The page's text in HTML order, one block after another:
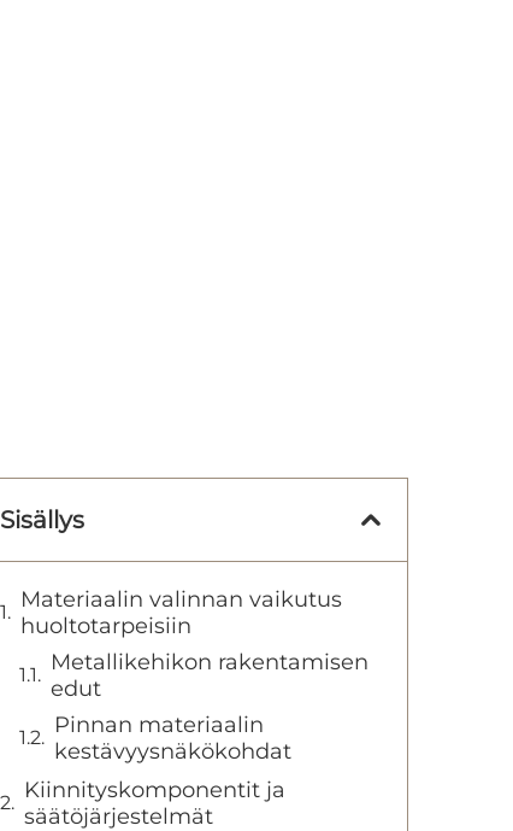
Sisällys
Materiaalin valinnan vaikutus
huoltotarpeisiin
Metallikehikon rakentamisen
edut
Pinnan materiaalin
kestävyysnäkökohdat
Kiinnityskomponentit ja
säätöjärjestelmät